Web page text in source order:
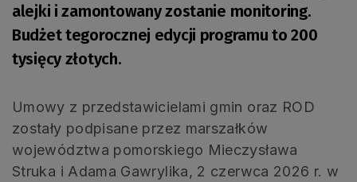
alejki i zamontowany zostanie monitoring.
Budżet tegorocznej edycji programu to 200
tysięcy złotych.
Umowy z przedstawicielami gmin oraz ROD
zostały podpisane przez marszałków
województwa pomorskiego Mieczysława
Struka i Adama Gawrylika, 2 czerwca 2026 r. w